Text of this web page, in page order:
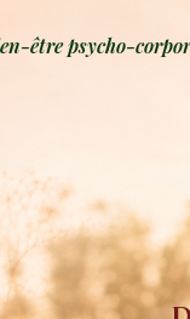
être psycho-